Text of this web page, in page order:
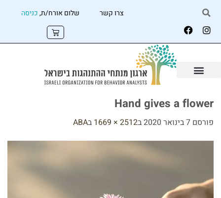
צרו קשר שלום אורח/ת,כניסה
Hand gives a flower
פורסם 7 בינואר 2020 ב2512 × 1669 בABA